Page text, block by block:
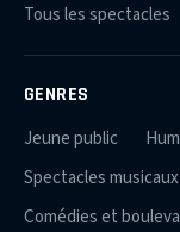
Tous les spectacles
GENRES
Jeune public
Spectacles musicaux
Comédies et